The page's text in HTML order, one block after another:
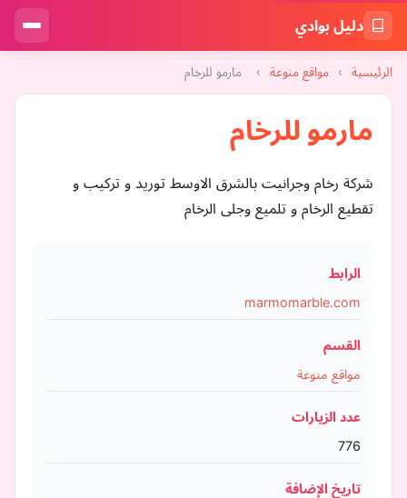
دليل بوادي
الرئيسية › مواقع منوعة › مارمو للرخام
مارمو للرخام
شركة رخام وجرانيت بالشرق الاوسط توريد و تركيب و
تقطيع الرخام و تلميع وجلى الرخام
الرابط
marmomarble.com
القسم
مواقع منوعة
عدد الزيارات
776
تاريخ الإضافة